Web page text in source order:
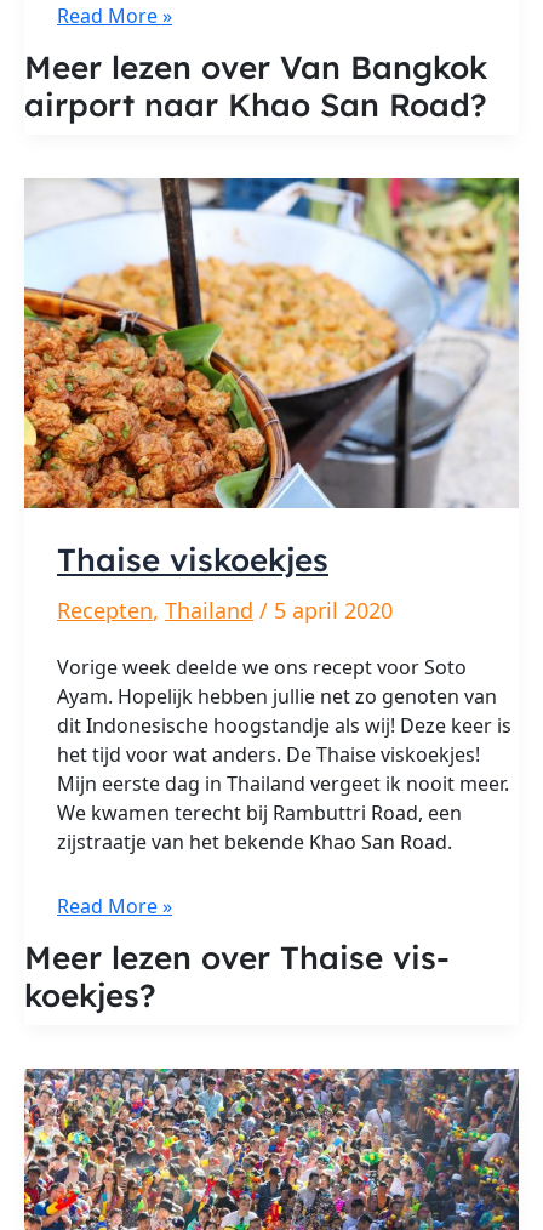
Van
airport
naar
Khao
Road
Read More »
Meer lezen over Van Bangkok
airport naar Khao San Road?
Thai­se vis­koek­jes
Recepten, Thailand / 5 april 2020
Vorige week deelde we ons recept voor Soto
Ayam. Hopelijk hebben jullie net zo genoten van
dit Indonesische hoogstandje als wij! Deze keer is
het tijd voor wat anders. De Thai­se vis­koek­jes!
Mijn eerste dag in Thailand vergeet ik nooit meer.
We kwamen terecht bij Rambuttri Road, een
zijstraatje van het bekende Khao San Road.
Thai­
vis­
koek­
Read More »
Meer lezen over Thai­se vis­
koek­jes?